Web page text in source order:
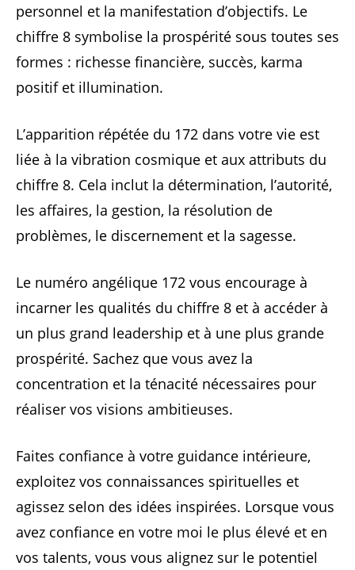
personnel et la manifestation d’objectifs. Le
chiffre 8 symbolise la prospérité sous toutes ses
formes : richesse financière, succès, karma
positif et illumination.
L’apparition répétée du 172 dans votre vie est
liée à la vibration cosmique et aux attributs du
chiffre 8. Cela inclut la détermination, l’autorité,
les affaires, la gestion, la résolution de
problèmes, le discernement et la sagesse.
Le numéro angélique 172 vous encourage à
incarner les qualités du chiffre 8 et à accéder à
un plus grand leadership et à une plus grande
prospérité. Sachez que vous avez la
concentration et la ténacité nécessaires pour
réaliser vos visions ambitieuses.
Faites confiance à votre guidance intérieure,
exploitez vos connaissances spirituelles et
agissez selon des idées inspirées. Lorsque vous
avez confiance en votre moi le plus élevé et en
vos talents, vous vous alignez sur le potentiel